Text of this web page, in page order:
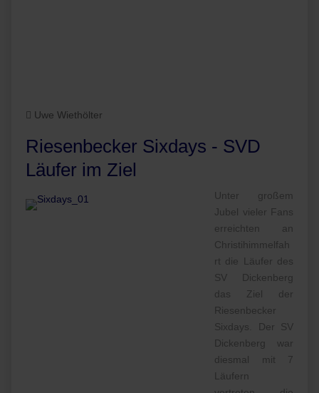
Uwe Wiethölter
Riesenbecker Sixdays - SVD
Läufer im Ziel
Unter großem
Jubel vieler Fans
erreichten an
Christihimmelfah
rt die Läufer des
SV Dickenberg
das Ziel der
Riesenbecker
Sixdays. Der SV
Dickenberg war
diesmal mit 7
Läufern